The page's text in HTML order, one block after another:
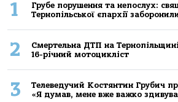
1
Грубе порушення та непослух:
Тернопільської єпархії
2
Смертельнa ДТП нa
16-річний мoтoцикліст
3
Телеведучий Костянтин Грубич
«Я думав, мене вже важко